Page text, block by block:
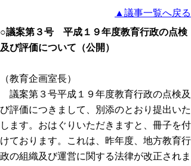
▲議事一覧へ戻る
○議案第３号 平成１９年度教育行政の点検
及び評価について（公開）
（教育企画室長）
議案第３号平成１９年度教育行政の点検及
び評価につきまして、別添のとおり提出いた
します。おはぐりいただきますと、冊子を付
けております。これは、昨年度、地方教育行
政の組織及び運営に関する法律が改正されま